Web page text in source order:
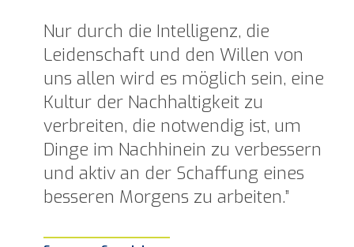
Nur durch die Intelligenz, die
Leidenschaft und den Willen von
uns allen wird es möglich sein, eine
Kultur der Nachhaltigkeit zu
verbreiten, die notwendig ist, um
Dinge im Nachhinein zu verbessern
und aktiv an der Schaffung eines
besseren Morgens zu arbeiten.”